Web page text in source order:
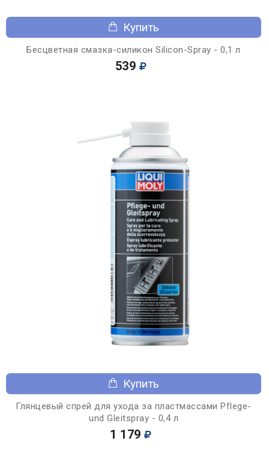
Купить
Бесцветная смазка-силикон Silicon-Spray - 0,1 л
539
Купить
Глянцевый спрей для ухода за пластмассами Pflege-
und Gleitspray - 0,4 л
1 179